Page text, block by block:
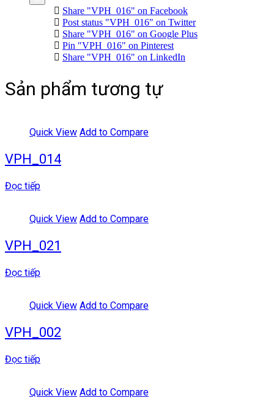
Share "VPH_016" on Facebook
Post status "VPH_016" on Twitter
Share "VPH_016" on Google Plus
Pin "VPH_016" on Pinterest
Share "VPH_016" on LinkedIn
Sản phẩm tương tự
Quick View Add to Compare
VPH_014
Đọc tiếp
Quick View Add to Compare
VPH_021
Đọc tiếp
Quick View Add to Compare
VPH_002
Đọc tiếp
Quick View Add to Compare